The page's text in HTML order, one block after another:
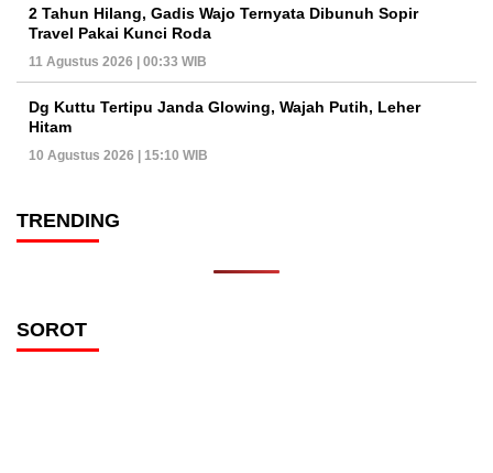
2 Tahun Hilang, Gadis Wajo Ternyata Dibunuh Sopir
Travel Pakai Kunci Roda
11 Agustus 2026 | 00:33 WIB
Dg Kuttu Tertipu Janda Glowing, Wajah Putih, Leher
Hitam
10 Agustus 2026 | 15:10 WIB
TRENDING
SOROT